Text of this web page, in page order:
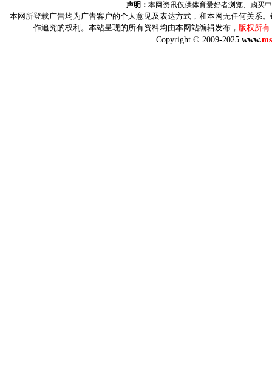
声明： 本网资讯仅供体育爱好者浏览、购买
本网所登载广告均为广告客户的个人意见及表达方式，和本网无任何关系
作追究的权利。本站呈现的所有资料均由本网站编辑发布， 版权所有
Copyright © 2009-2025 www.